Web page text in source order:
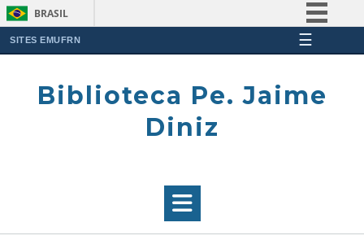
BRASIL
Participe
SITES EMUFRN ☰
Biblioteca Pe. Jaime
Diniz